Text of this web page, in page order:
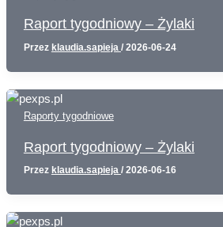
Raport tygodniowy – Żylaki
Przez klaudia.sapieja / 2026-06-24
Raporty tygodniowe
Raport tygodniowy – Żylaki
Przez klaudia.sapieja / 2026-06-16